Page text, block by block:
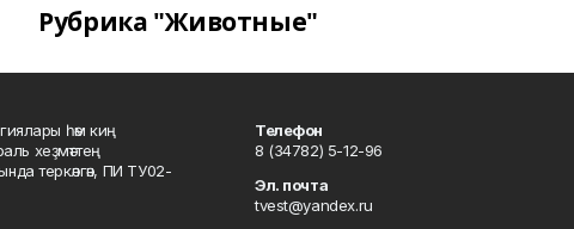
Рубрика "Животные"
һәм киң
хеҙмәттең
теркәлгән, ПИ ТУ02-
Телефон
8 (34782) 5-12-96
Эл. почта
tvest@yandex.ru